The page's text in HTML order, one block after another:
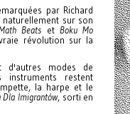
par Richard
naturellement sur son
Beats et Boku Mo
révolution sur la
modes de
instruments restent
la harpe et le
Dla Imigrantów, sorti en